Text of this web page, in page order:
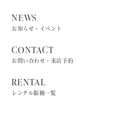
NEWS
お知らせ・イベント
CONTACT
お問い合わせ・来店予約
RENTAL
レンタル振袖一覧